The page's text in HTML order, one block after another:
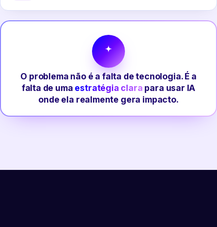
O problema não é a falta de tecnologia. É a
falta de uma estratégia clara para usar IA
onde ela realmente gera impacto.